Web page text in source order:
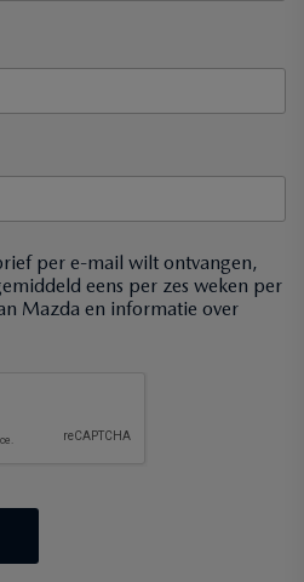
per e-mail wilt ontvangen,
eens per zes weken per
Mazda en informatie over